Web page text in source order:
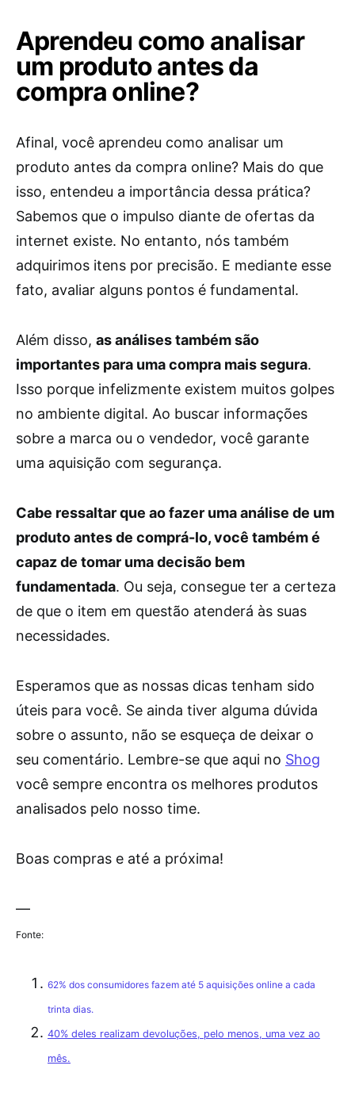
Aprendeu como analisar
um produto antes da
compra online?
Afinal, você aprendeu como analisar um
produto antes da compra online? Mais do que
isso, entendeu a importância dessa prática?
Sabemos que o impulso diante de ofertas da
internet existe. No entanto, nós também
adquirimos itens por precisão. E mediante esse
fato, avaliar alguns pontos é fundamental.
Além disso, as análises também são
importantes para uma compra mais segura.
Isso porque infelizmente existem muitos golpes
no ambiente digital. Ao buscar informações
sobre a marca ou o vendedor, você garante
uma aquisição com segurança.
Cabe ressaltar que ao fazer uma análise de um
produto antes de comprá-lo, você também é
capaz de tomar uma decisão bem
fundamentada. Ou seja, consegue ter a certeza
de que o item em questão atenderá às suas
necessidades.
Esperamos que as nossas dicas tenham sido
úteis para você. Se ainda tiver alguma dúvida
sobre o assunto, não se esqueça de deixar o
seu comentário. Lembre-se que aqui no Shog
você sempre encontra os melhores produtos
analisados pelo nosso time.
Boas compras e até a próxima!
—
Fonte:
62% dos consumidores fazem até 5 aquisições online a cada
trinta dias.
40% deles realizam devoluções, pelo menos, uma vez ao
mês.